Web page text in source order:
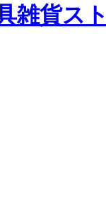
雑貨ス